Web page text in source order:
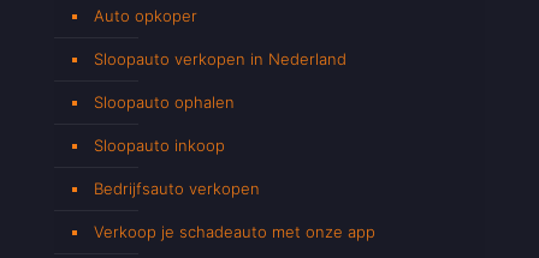
Auto opkoper
Sloopauto verkopen in Nederland
Sloopauto ophalen
Sloopauto inkoop
Bedrijfsauto verkopen
Verkoop je schadeauto met onze app